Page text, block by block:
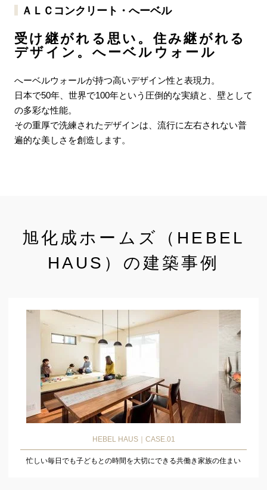
ＡＬＣコンクリート・へーベル
受け継がれる思い。住み継がれる
デザイン。へーベルウォール
へーベルウォールが持つ高いデザイン性と表現力。
日本で50年、世界で100年という圧倒的な実績と、壁として
の多彩な性能。
その重厚で洗練されたデザインは、流行に左右されない普
遍的な美しさを創造します。
旭化成ホームズ（HEBEL
HAUS）の建築事例
HEBEL HAUS｜CASE.01
忙しい毎日でも子どもとの時間を大切にできる共働き家族の住まい